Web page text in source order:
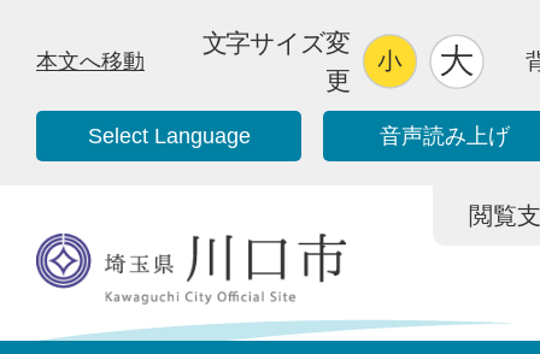
本文へ移動
文字サイズ変
更
Select Language 音声読み上げ
閲覧